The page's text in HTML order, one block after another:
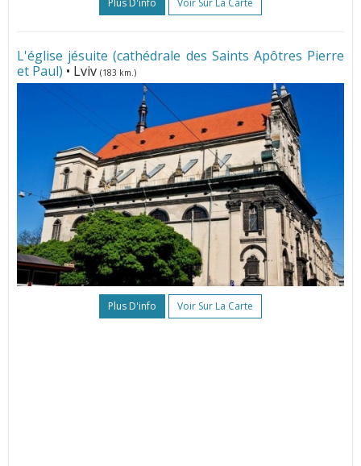
L'église jésuite (cathédrale des Saints Apôtres Pierre
et Paul) • Lviv (183 km.)
Plus D'info Voir Sur La Carte